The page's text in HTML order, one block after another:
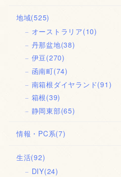
地域(525)
オーストラリア(10)
丹那盆地(38)
伊豆(270)
函南町(74)
南箱根ダイヤランド(91)
箱根(39)
静岡東部(65)
情報・PC系(7)
生活(92)
DIY(24)